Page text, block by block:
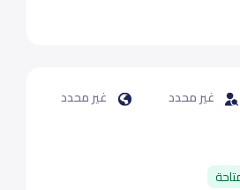
غير محدد
غير محدد